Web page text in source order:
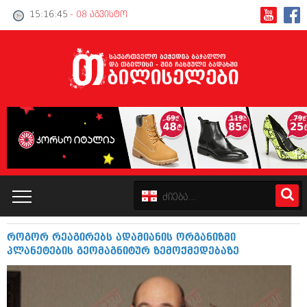
15:16:45 - 08 აგვისტო
კატალოგი
როგორ რეაგირებს ადამიანის ორგანიზმი
პლანეტების გეომაგნიტურ ზემოქმედებაზე